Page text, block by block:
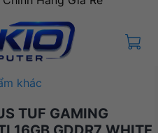
khác
TUF GAMING